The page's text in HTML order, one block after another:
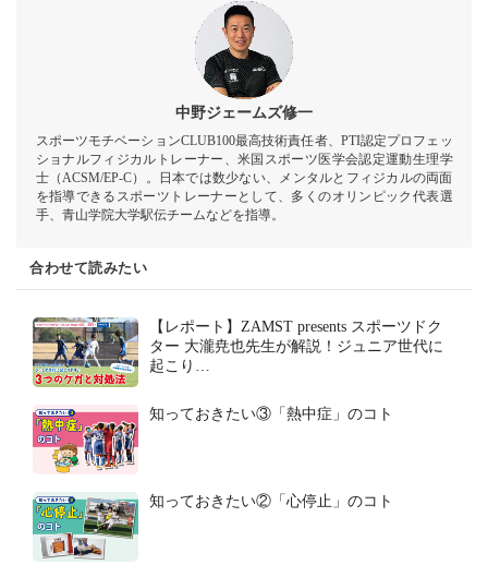
中野ジェームズ修一
スポーツモチベーションCLUB100最高技術責任者、PTI認定プロフェッ
ショナルフィジカルトレーナー、米国スポーツ医学会認定運動生理学
士（ACSM/EP-C）。日本では数少ない、メンタルとフィジカルの両面
を指導できるスポーツトレーナーとして、多くのオリンピック代表選
手、青山学院大学駅伝チームなどを指導。
合わせて読みたい
【レポート】ZAMST presents スポーツドク
ター 大瀧尭也先生が解説！ジュニア世代に
起こり…
知っておきたい③「熱中症」のコト
知っておきたい②「心停止」のコト